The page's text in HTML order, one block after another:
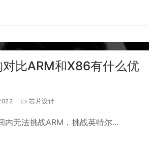
对比ARM和X86有什么优
芯片设计
内无法挑战ARM，挑战英特尔…